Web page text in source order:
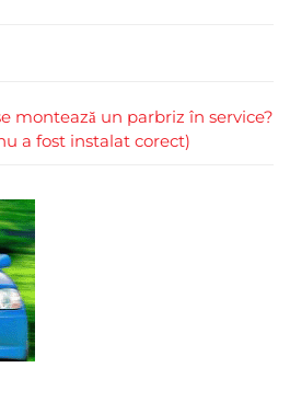
montează un parbriz în service?
a fost instalat corect)